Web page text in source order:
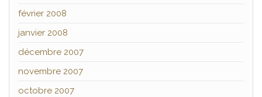
février 2008
janvier 2008
décembre 2007
novembre 2007
octobre 2007